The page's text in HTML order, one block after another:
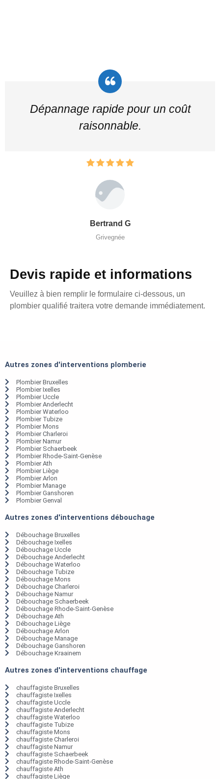
Dépannage rapide pour un coût
raisonnable.
Bertrand G
Grivegnée
Devis rapide et informations
Veuillez à bien remplir le formulaire ci-dessous, un
plombier qualifié traitera votre demande immédiatement.
Autres zones d'interventions plomberie
Plombier Bruxelles
Plombier Ixelles
Plombier Uccle
Plombier Anderlecht
Plombier Waterloo
Plombier Tubize
Plombier Mons
Plombier Charleroi
Plombier Namur
Plombier Schaerbeek
Plombier Rhode-Saint-Genèse
Plombier Ath
Plombier Liège
Plombier Arlon
Plombier Manage
Plombier Ganshoren
Plombier Genval
Autres zones d'interventions débouchage
Débouchage Bruxelles
Débouchage Ixelles
Débouchage Uccle
Débouchage Anderlecht
Débouchage Waterloo
Débouchage Tubize
Débouchage Mons
Débouchage Charleroi
Débouchage Namur
Débouchage Schaerbeek
Débouchage Rhode-Saint-Genèse
Débouchage Ath
Débouchage Liège
Débouchage Arlon
Débouchage Manage
Débouchage Ganshoren
Débouchage Kraainem
Autres zones d'interventions chauffage
chauffagiste Bruxelles
chauffagiste Ixelles
chauffagiste Uccle
chauffagiste Anderlecht
chauffagiste Waterloo
chauffagiste Tubize
chauffagiste Mons
chauffagiste Charleroi
chauffagiste Namur
chauffagiste Schaerbeek
chauffagiste Rhode-Saint-Genèse
chauffagiste Ath
chauffagiste Liège